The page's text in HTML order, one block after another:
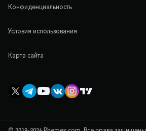
Конфиденциальность
Условия использования
Карта сайта